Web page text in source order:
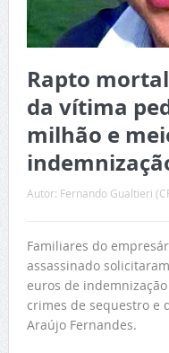
Rapto
da vítima
milhão e
Autor: Fernando Gualtieri
Familiares do
assassinado
euros de
crimes de sequestro e
Araújo Fernandes.